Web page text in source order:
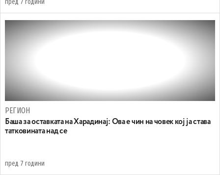
пред 7 години
РЕГИОН
Баша за оставката на Харадинај: Oва е чин на човек кој ја става
татковината над се
пред 7 години